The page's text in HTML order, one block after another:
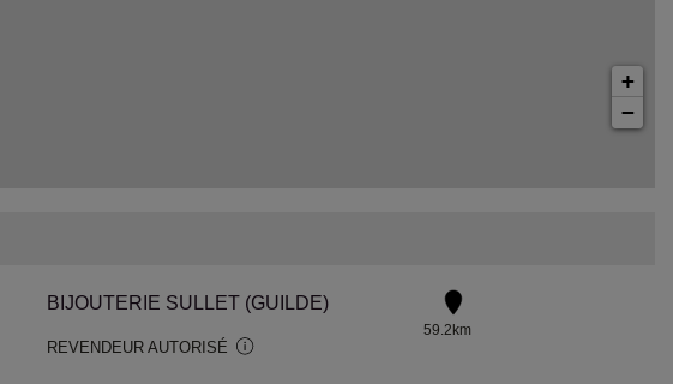
+
−
BIJOUTERIE SULLET (GUILDE)
REVENDEUR AUTORISÉ
59.2km